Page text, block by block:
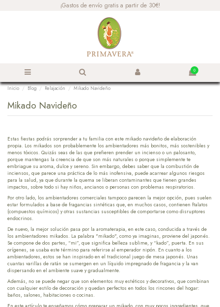
¡Gastos de envío gratis a partir de 30€!
0
Inicio Blog Relajación Mikado Navideño
Mikado Navideño
Estas fiestas podrás sorprender a tu familia con este mikado navideño de elaboración
propia. Los mikados son probablemente los ambientadores más bonitos, más sostenibles y
menos tóxicos. Quizás seas de las que prefieren prender un incienso o un palosanto,
porque mantengas la creencia de que son más naturales o porque simplemente te
embriague su aroma, dulce y sereno. Sin embargo, debes saber que la combustión de
inciensos, que parece una práctica de lo más inofensiva, puede acarrear algunos riesgos
para la salud, ya que durante la quema se liberan contaminantes que tienen grandes
impactos, sobre todo si hay niños, ancianos o personas con problemas respiratorios.
Por otro lado, los ambientadores comerciales tampoco parecen la mejor opción, pues suelen
estar formulados a base de fragancias sintéticas que, en muchos casos, contienen ftalatos
(compuestos químicos) y otras sustancias susceptibles de comportarse como disruptores
endocrinos.
De nuevo, la mejor solución pasa por la aromaterapia, en este caso, conducida a través de
los ambientadores mikados. La palabra "mikado", como ya imaginas, proviene del japonés.
Se compone de dos partes, “mi”, que significa belleza sublime, y “kado”, puerta. En sus
orígenes, se usaba este término para referirse al emperador nipón. En cuanto a los
ambientadores, estos se han inspirado en el tradicional juego de mesa japonés. Unas
cuantas varillas de ratán se sumergen en un líquido impregnado de fragancia y la van
dispersando en el ambiente suave y gradualmente.
Además, no se puede negar que son elementos muy estéticos y decorativos, que combinan
con cualquier estilo de decoración y quedan perfectos en todos los rincones del hogar:
baños, salones, habitaciones o cocinas.